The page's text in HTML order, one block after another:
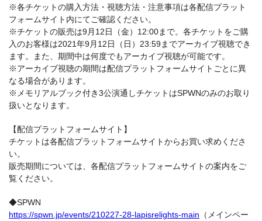
※各チケットの購入方法・視聴方法・注意事項は各配信プラット
フォームサイト内にてご確認ください。
※チケットの販売は9月12日（金）12:00まで。各チケットをご購
入のお客様は2021年9月12日（日）23:59までアーカイブ視聴でき
ます。また、期間中は何度でもアーカイブ視聴が可能です。
※アーカイブ視聴の期間は配信プラットフォームサイトごとに異
なる場合があります。
※メモリアルブック付き3公演通しチケットはSPWNのみのお取り
扱いとなります。
【配信プラットフォームサイト】
チケットは各配信プラットフォームサイトからお買い求めくださ
い。
販売期間については、各配信プラットフォームサイトの案内をご
覧ください。
◆SPWN
https://spwn.jp/events/210227-28-lapisrelights-main （メインペー